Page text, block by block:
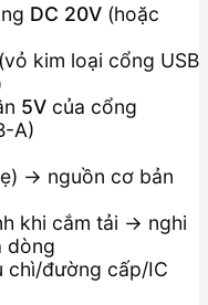
DC 20V (hoặc
(vỏ kim loại cổng USB
5V của cổng
A)
→ nguồn cơ bản
khi cắm tải → nghi
dòng
đường cấp/IC